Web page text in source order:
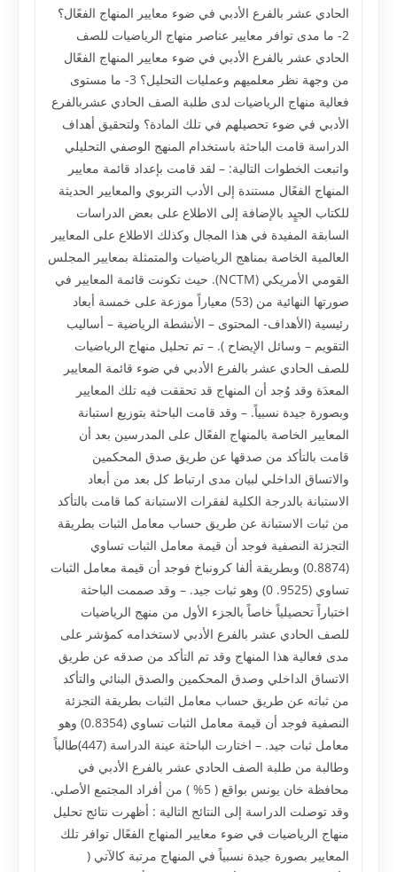
الحادي عشر بالفرع الأدبي في ضوء معايير المنهاج الفعًال؟
2- ما مدى توافر معايير عناصر منهاج الرياضيات للصف
الحادي عشر بالفرع الأدبي في ضوء معايير المنهاج الفعًال
من وجهة نظر معلميهم وعمليات التحليل؟ 3- ما مستوى
فعالية منهاج الرياضيات لدى طلبة الصف الحادي عشربالفرع
الأدبي في ضوء تحصيلهم في تلك المادة؟ ولتحقيق أهداف
الدراسة قامت الباحثة باستخدام المنهج الوصفي التحليلي
واتبعت الخطوات التالية: – لقد قامت بإعداد قائمة معايير
المنهاج الفعًال مستندة إلى الأدب التربوي والمعايير الحديثة
للكتاب الجيٍد بالإضافة إلى الاطلاع على بعض الدراسات
السابقة المفيدة في هذا المجال وكذلك الاطلاع على المعايير
العالمية الخاصة بمناهج الرياضيات والمتمثلة بمعايير المجلس
القومي الأمريكي (NCTM). حيث تكونت قائمة المعايير في
صورتها النهائية من (53) معياراً موزعة على خمسة أبعاد
رئيسية (الأهداف- المحتوى – الأنشطة الرياضية – أساليب
التقويم – وسائل الإيضاح ). – تم تحليل منهاج الرياضيات
للصف الحادي عشر بالفرع الأدبي في ضوء قائمة المعايير
المعدَة وقد وُجد أن المنهاج قد تحققت فيه تلك المعايير
وبصورة جيدة نسبياً. – وقد قامت الباحثة بتوزيع استبانة
المعايير الخاصة بالمنهاج الفعًال على المدرسين بعد أن
قامت بالتأكد من صدقها عن طريق صدق المحكمين
والاتساق الداخلي لبيان مدى ارتباط كل بعد من أبعاد
الاستبانة بالدرجة الكلية لفقرات الاستبانة كما قامت بالتأكد
من ثبات الاستبانة عن طريق حساب معامل الثبات بطريقة
التجزئة النصفية فوجد أن قيمة معامل الثبات تساوي
(0.8874) وبطريقة ألفا كرونباخ فوجد أن قيمة معامل الثبات
تساوي (9525. 0) وهو ثبات جيد. – وقد صممت الباحثة
اختباراً تحصيلياً خاصاً بالجزء الأول من منهج الرياضيات
للصف الحادي عشر بالفرع الأدبي لاستخدامه كمؤشر على
مدى فعالية هذا المنهاج وقد تم التأكد من صدقه عن طريق
الاتساق الداخلي وصدق المحكمين والصدق البنائي والتأكد
من ثباته عن طريق حساب معامل الثبات بطريقة التجزئة
النصفية فوجد أن قيمة معامل الثبات تساوي (0.8354) وهو
معامل ثبات جيد. – اختارت الباحثة عينة الدراسة (447)طالباً
وطالبة من طلبة الصف الحادي عشر بالفرع الأدبي في
محافظة خان يونس بواقع ( 5% ) من أفراد المجتمع الأصلي.
وقد توصلت الدراسة إلى النتائج التالية : أظهرت نتائج تحليل
منهاج الرياضيات في ضوء معايير المنهاج الفعًال توافر تلك
المعايير بصورة جيدة نسبياً في المنهاج مرتبة كالآتي (